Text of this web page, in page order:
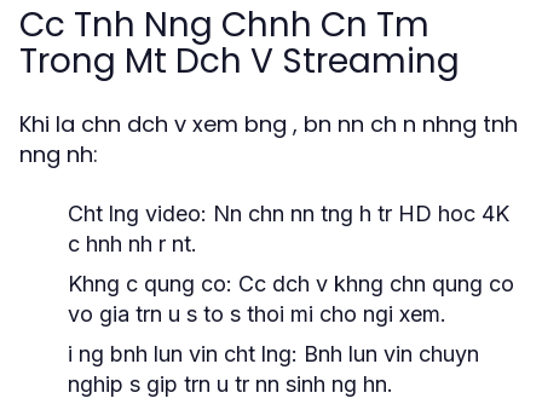
Cc Tnh Nng Chnh Cn Tm
Trong Mt Dch V Streaming
Khi la chn dch v xem bng , bn nn ch n nhng tnh
nng nh:
Cht lng video: Nn chn nn tng h tr HD hoc 4K
c hnh nh r nt.
Khng c qung co: Cc dch v khng chn qung co
vo gia trn u s to s thoi mi cho ngi xem.
i ng bnh lun vin cht lng: Bnh lun vin chuyn
nghip s gip trn u tr nn sinh ng hn.